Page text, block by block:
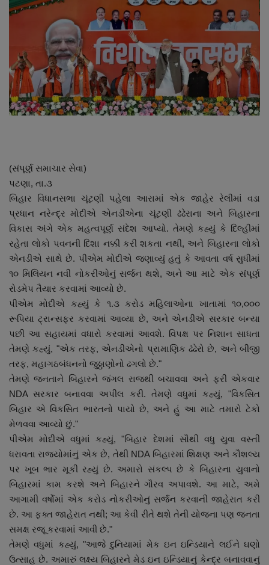
About Author
Dipotsav Special
આંતરરાષ્ટ્રીય
ગુજરાત
જુનાગઢ
Support US
બજારના સમાચાર
નાણાંકીય સમાચાર
સ્થાનિક સમાચાર
સ્પોર્ટ્સ
રાશિફળ
ગુનાખોરી
બોલિવૂડ
સ્વાસ્થ્ય
(સંપૂર્ણ સમાચાર સેવા)
પટણા, તા.૩
બિહાર વિધાનસભા ચૂંટણી પહેલા આરામાં એક જાહેર રેલીમાં વડા
પ્રધાન નરેન્દ્ર મોદીએ એનડીએના ચૂંટણી ઢંઢેરાના અને બિહારના
વિકાસ અંગે એક મહત્વપૂર્ણ સંદેશ આપ્યો. તેમણે કહ્યું કે દિલ્હીમાં
રહેતા લોકો પવનની દિશા નક્કી કરી શકતા નથી, અને બિહારના લોકો
એનડીએ સાથે છે. પીએમ મોદીએ જણાવ્યું હતું કે આવતા વર્ષ સુધીમાં
૧૦ મિલિયન નવી નોકરીઓનું સર્જન થશે, અને આ માટે એક સંપૂર્ણ
રોડમેપ તૈયાર કરવામાં આવ્યો છે.
પીએમ મોદીએ કહ્યું કે ૧.૩ કરોડ મહિલાઓના ખાતામાં ૧૦,૦૦૦
રૂપિયા ટ્રાન્સફર કરવામાં આવ્યા છે, અને એનડીએ સરકાર બન્યા
પછી આ સહાયમાં વધારો કરવામાં આવશે. વિપક્ષ પર નિશાન સાધતા
તેમણે કહ્યું, "એક તરફ, એનડીએનો પ્રામાણિક ઢંઢેરો છે, અને બીજી
તરફ, મહાગઠબંધનનો જુઠ્ઠાણોનો ઢગલો છે."
તેમણે જનતાને બિહારને જંગલ રાજથી બચાવવા અને ફરી એકવાર
NDA સરકાર બનાવવા અપીલ કરી. તેમણે વધુમાં કહ્યું, "વિકસિત
બિહાર એ વિકસિત ભારતનો પાયો છે, અને હું આ માટે તમારો ટેકો
મેળવવા આવ્યો છું."
પીએમ મોદીએ વધુમાં કહ્યું, "બિહાર દેશમાં સૌથી વધુ યુવા વસ્તી
ધરાવતા રાજ્યોમાંનું એક છે, તેથી NDA બિહારમાં શિક્ષણ અને કૌશલ્ય
પર ખૂબ ભાર મૂકી રહ્યું છે. અમારો સંકલ્પ છે કે બિહારના યુવાનો
બિહારમાં કામ કરશે અને બિહારને ગૌરવ અપાવશે. આ માટે, અમે
આગામી વર્ષોમાં એક કરોડ નોકરીઓનું સર્જન કરવાની જાહેરાત કરી
છે. આ ફક્ત જાહેરાત નથી; આ કેવી રીતે થશે તેની યોજના પણ જનતા
સમક્ષ રજૂ કરવામાં આવી છે."
તેમણે વધુમાં કહ્યું, "આજે દુનિયામાં મેક ઇન ઇન્ડિયાને લઈને ઘણો
ઉત્સાહ છે. અમારું લક્ષ્ય બિહારને મેડ ઇન ઇન્ડિયાનું કેન્દ્ર બનાવવાનું